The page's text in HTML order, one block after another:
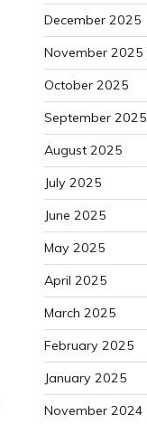
December 2025
November 2025
October 2025
September 2025
August 2025
July 2025
June 2025
May 2025
April 2025
March 2025
February 2025
January 2025
November 2024